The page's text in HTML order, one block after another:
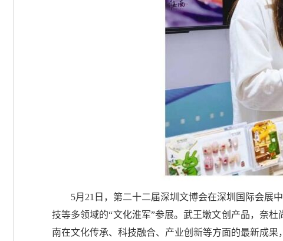
5月21日，第二十二届深圳文博会在深圳国际会展
技等多领域的“文化淮军”参展。武王墩文创产品，奈
南在文化传承、科技融合、产业创新等方面的最新成果